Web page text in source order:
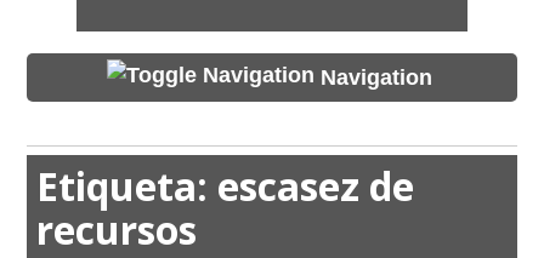
Navigation
Etiqueta: escasez de
recursos